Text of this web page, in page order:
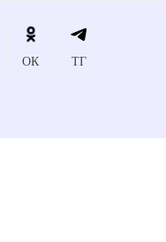
ОК ТГ